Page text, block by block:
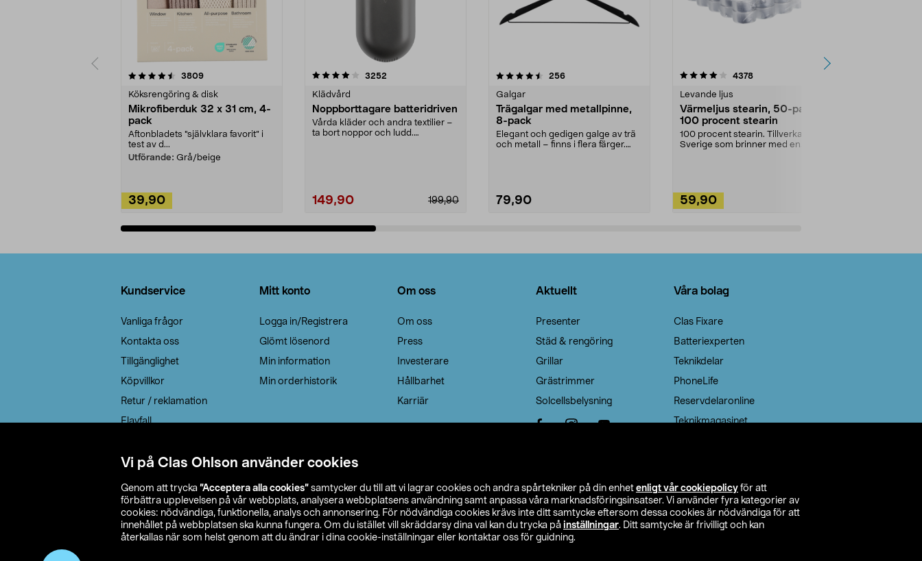
Vi på Clas Ohlson använder cookies
Genom att trycka ”Acceptera alla cookies” samtycker du till att vi lagrar cookies och andra spårtekniker på din enhet enligt vår cookiepolicy för att
förbättra upplevelsen på vår webbplats, analysera webbplatsens användning samt anpassa våra marknadsföringsinsatser. Vi använder fyra kategorier av
cookies: nödvändiga, funktionella, analys och annonsering. För nödvändiga cookies krävs inte ditt samtycke eftersom dessa cookies är nödvändiga för att
innehållet på webbplatsen ska kunna fungera. Om du istället vill skräddarsy dina val kan du trycka på inställningar. Ditt samtycke är frivilligt och kan
återkallas när som helst genom att du ändrar i dina cookie-inställningar eller kontaktar oss för guidning.
3809recensioner
Köksrengöring & disk
Mikrofiberduk 32 x 31 cm, 4-
pack
Aftonbladets "självklara favorit” i
test av d...
Utförande: Grå/beige
39,90
4.0av 5 stjärnor 3252
Klädvård
Noppborttagare batteridriven
Vårda kläder och andra textilier –
ta bort noppor och ludd.
199,90
149,90
4.5av 5 stjärnor 256recensioner
Galgar
Trägalgar med metallpinne,
8-pack
Elegant och gedigen galge av trä
och metall – finns i flera färger.
79,90
4.0av 5 stjärnor 4378recensioner
Levande ljus
Värmeljus stearin, 50-pack,
100 procent stearin
100 procent stearin. Tillverkade i
Sverige som brinner med en
59,90
4.5av 5 stjärnor
Kundservice
Vanliga frågor
Kontakta oss
Tillgänglighet
Köpvillkor
Retur / reklamation
Elavfall
Leveransalternativ
Mitt konto
Logga in/Registrera
Glömt lösenord
Min information
Min orderhistorik
Om oss
Om oss
Press
Investerare
Hållbarhet
Karriär
Aktuellt
Presenter
Städ & rengöring
Grillar
Grästrimmer
Solcellsbelysning
Våra bolag
Clas Fixare
Batteriexperten
Teknikdelar
PhoneLife
Reservdelaronline
Teknikmagasinet